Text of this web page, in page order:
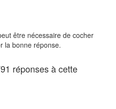
être nécessaire de cocher
la bonne réponse.
réponses à cette